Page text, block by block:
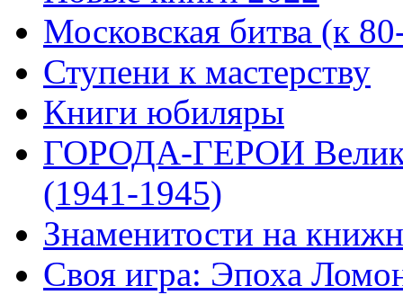
Московская битва (к
Ступени к мастерству
Книги юбиляры
ГОРОДА-ГЕРОИ
(1941-1945)
Знаменитости на
Своя игра: Эпоха